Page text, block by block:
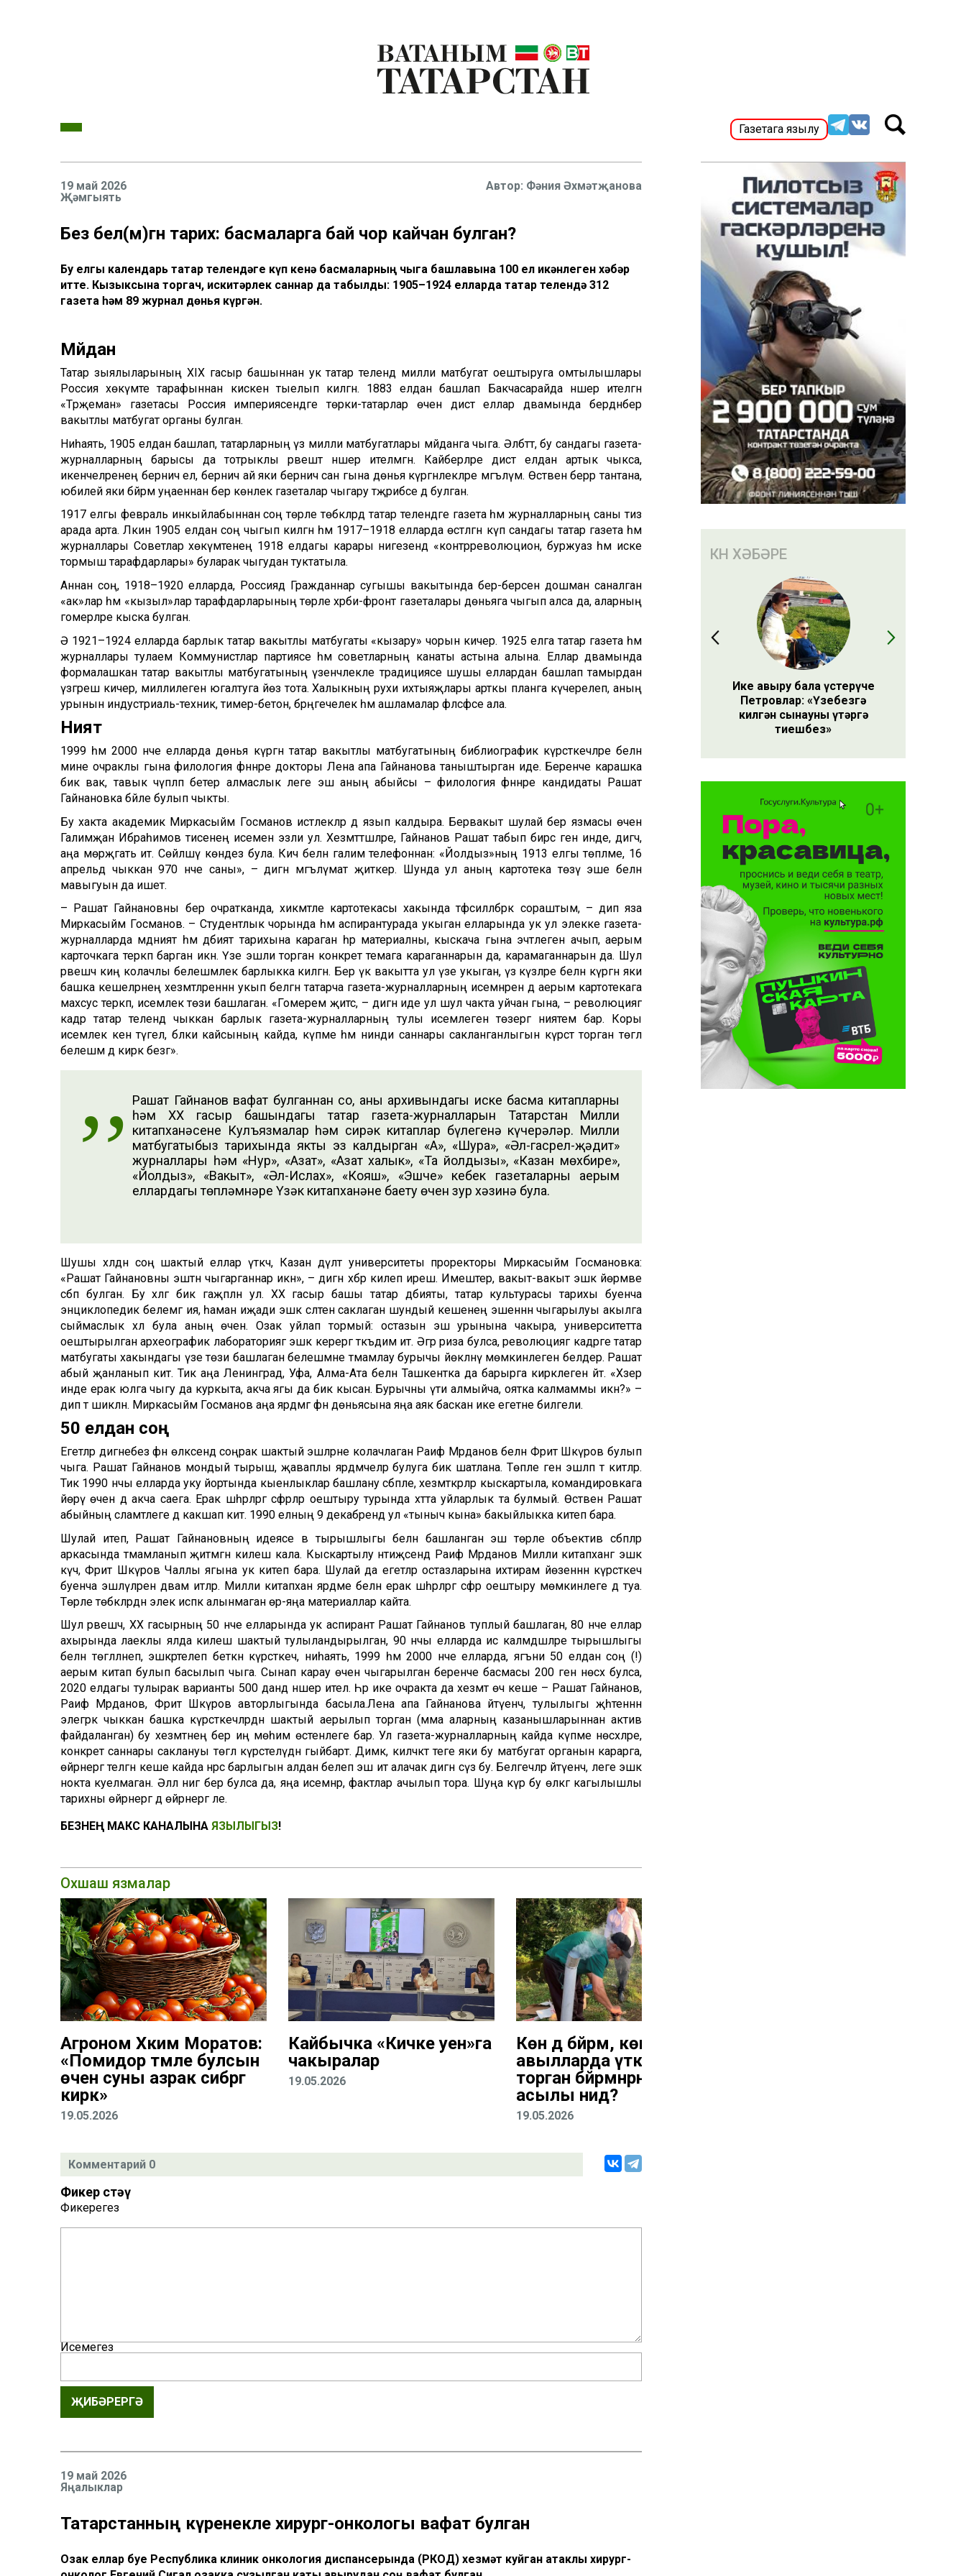
Газетага язылу
19 май 2026
Җәмгыять
Фәния Әхмәтҗанова
Без бел(мә)гән тарих: басмаларга бай чор кайчан булган?
Бу елгы календарь татар телендәге күп кенә басмаларның чыга башлавына 100 ел икәнлеген хәбәр
итте. Кызыксына торгач, искитәрлек саннар да табылды: 1905–1924 елларда татар телендә 312
газета һәм 89 журнал дөнья күргән.
Мәйдан
Татар зыялыларының XIX гасыр башыннан ук татар телендә милли матбугат оештыруга омтылышлары
Россия хөкүмәте тарафыннан кискен тыелып килгән. 1883 елдан башлап Бакчасарайда нәшер ителгән
«Тәрҗеман» газетасы Россия империясендәге төрки-татарлар өчен дистә еллар дәвамында бердәнбер
вакытлы матбугат органы булган.
Ниһаять, 1905 елдан башлап, татарларның үз милли матбугатлары мәйданга чыга. Әлбәттә, бу сандагы газета-
журналларның барысы да тотрыклы рәвештә нәшер ителмәгән. Кайберләре дистә елдан артык чыкса,
икенчеләренең берничә ел, берничә ай яки берничә сан гына дөнья күргәнлекләре мәгълүм. Өстәвенә берәр тантана,
юбилей яки бәйрәм уңаеннан бер көнлек газеталар чыгару тәҗрибәсе дә булган.
1917 елгы февраль инкыйлабыннан соң төрле төбәкләрдә татар телендәге газета һәм журналларның саны тиз
арада арта. Ләкин 1905 елдан соң чыгып килгән һәм 1917–1918 елларда өстәлгән күп сандагы татар газета һәм
журналлары Советлар хөкүмәтенең 1918 елдагы карары нигезендә «контрреволюцион, буржуаз һәм иске
тормыш тарафдарлары» буларак чыгудан туктатыла.
Аннан соң, 1918–1920 елларда, Россиядә Гражданнар сугышы вакытында бер-берсенә дошман саналган
«ак»лар һәм «кызыл»лар тарафдарларының төрле хәрби-фронт газеталары дөньяга чыгып алса да, аларның
гомерләре кыска булган.
Ә 1921–1924 елларда барлык татар вакытлы матбугаты «кызару» чорын кичерә. 1925 елга татар газета һәм
журналлары тулаем Коммунистлар партиясе һәм советларның канаты астына алына. Еллар дәвамында
формалашкан татар вакытлы матбугатының үзенчәлекле традициясе шушы еллардан башлап тамырдан
үзгәреш кичерә, миллилеген югалтуга йөз тота. Халыкның рухи ихтыяҗлары арткы планга күчерелеп, аның
урынын индустриаль-техник, тимер-бетон, бәрәңгечелек һәм ашламалар фәлсәфәсе ала.
Ният
1999 һәм 2000 нче елларда дөнья күргән татар вакытлы матбугатының библиографик күрсәткечләре белән
мине очраклы гына филология фәннәре докторы Лена апа Гайнанова таныштырган иде. Беренче карашка
бик вак, тавык чүпләп бетерә алмаслык әлеге эш аның абыйсы – филология фәннәре кандидаты Рашат
Гайнановка бәйле булып чыкты.
Бу хакта академик Миркасыйм Госманов истәлекләр дә язып калдыра. Бервакыт шулай бер язмасы өчен
Галимҗан Ибраһимов әтисенең исемен эзли ул. Хезмәттәшләре, Гайнанов Рашат табып бирсә генә инде, дигәч,
аңа мөрәҗәгать итә. Сөйләшү көндез була. Кич белән галим телефоннан: «Йолдыз»ның 1913 елгы төпләме, 16
апрельдә чыккан 970 нче саны», – дигән мәгълүмат җиткерә. Шунда ул аның картотека төзү эше белән
мавыгуын да ишетә.
– Рашат Гайнановны бер очратканда, хикмәтле картотекасы хакында тәфсилләбрәк сораштым, – дип яза
Миркасыйм Госманов. – Студентлык чорында һәм аспирантурада укыган елларында ук ул элекке газета-
журналларда мәдәният һәм әдәбият тарихына караган һәр материалны, кыскача гына эчтәлеген ачып, аерым
карточкага теркәп барган икән. Үзе эшли торган конкрет темага караганнарын да, карамаганнарын да. Шул
рәвешчә киң колачлы белешмәлек барлыкка килгән. Бер үк вакытта ул үзе укыган, үз күзләре белән күргән яки
башка кешеләрнең хезмәтләреннән укып белгән татарча газета-журналларның исемнәрен дә аерым картотекага
махсус теркәп, исемлек төзи башлаган. «Гомерем җитсә, – дигән иде ул шул чакта уйчан гына, – революциягә
кадәр татар телендә чыккан барлык газета-журналларның тулы исемлеген төзергә ниятем бар. Коры
исемлек кенә түгел, бәлки кайсының кайда, күпме һәм нинди саннары сакланганлыгын күрсәтә торган төгәл
белешмә дә кирәк безгә».
Рашат Гайнанов вафат булганнан соң, аның архивындагы иске басма китапларны
һәм XX гасыр башындагы татар газета-журналларын Татарстан Милли
китапханәсенең Кулъязмалар һәм сирәк китаплар бүлегенә күчерәләр. Милли
матбугатыбыз тарихында якты эз калдырган «Аң», «Шура», «Әл-гасрел-җәдит»
журналлары һәм «Нур», «Азат», «Азат халык», «Таң йолдызы», «Казан мөхбире»,
«Йолдыз», «Вакыт», «Әл-Ислах», «Кояш», «Эшче» кебек газеталарның аерым
еллардагы төпләмнәре Үзәк китапханәне баету өчен зур хәзинә була.
Шушы хәлдән соң шактый еллар үткәч, Казан дәүләт университеты проректоры Миркасыйм Госмановка:
«Рашат Гайнановны эштән чыгарганнар икән», – дигән хәбәр килеп ирешә. Имештер, вакыт-вакыт эшкә йөрмәве
сәбәп булган. Бу хәлгә бик гаҗәпләнә ул. XX гасыр башы татар әдәбияты, татар культурасы тарихы буенча
энциклопедик белемгә ия, һаман иҗади эшкә сәләтен саклаган шундый кешенең эшеннән чыгарылуы акылга
сыймаслык хәл була аның өчен. Озак уйлап тормый: остазын эш урынына чакыра, университетта
оештырылган археографик лабораториягә эшкә керергә тәкъдим итә. Әгәр риза булса, революциягә кадәрге татар
матбугаты хакындагы үзе төзи башлаган белешмәне тәмамлау бурычы йөкләнү мөмкинлеген белдерә. Рашат
абый җанланып китә. Тик аңа Ленинград, Уфа, Алма-Ата белән Ташкентка да барырга кирәклеген әйтә. «Хәзер
инде ерак юлга чыгу да куркыта, акча ягы да бик кысан. Бурычны үти алмыйча, оятка калмаммы икән?» –
дип тә шикләнә. Миркасыйм Госманов аңа ярдәмгә фән дөньясына яңа аяк баскан ике егетне билгели.
50 елдан соң
Егетләр дигәнебез фән өлкәсендә соңрак шактый эшләрне колачлаган Раиф Мәрданов белән Фәрит Шәкүров булып
чыга. Рашат Гайнанов мондый тырыш, җаваплы ярдәмчеләр булуга бик шатлана. Төпле генә эшләп тә китәләр.
Тик 1990 нчы елларда уку йортында кыенлыклар башлану сәбәпле, хезмәткәрләр кыскартыла, командировкага
йөрү өчен дә акча саега. Ерак шәһәрләргә сәфәрләр оештыру турында хәтта уйларлык та булмый. Өстәвенә Рашат
абыйның сәламәтлеге дә какшап китә. 1990 елның 9 декабрендә ул «тыныч кына» бакыйлыкка китеп бара.
Шулай итеп, Рашат Гайнановның идеясе вә тырышлыгы белән башланган эш төрле объектив сәбәпләр
аркасында тәмамланып җитмәгән килеш кала. Кыскартылу нәтиҗәсендә Раиф Мәрданов Милли китапханәгә эшкә
күчә, Фәрит Шәкүров Чаллы ягына ук китеп бара. Шулай да егетләр остазларына ихтирам йөзеннән күрсәткеч
буенча эшләүләрен дәвам итәләр. Милли китапханә ярдәме белән ерак шәһәрләргә сәфәр оештыру мөмкинлеге дә туа.
Төрле төбәкләрдән элек исәпкә алынмаган өр-яңа материаллар кайта.
Шул рәвешчә, XX гасырның 50 нче елларында ук аспирант Рашат Гайнанов туплый башлаган, 80 нче еллар
ахырында лаеклы ялда килеш шактый тулыландырылган, 90 нчы елларда исә каләмдәшләре тырышлыгы
белән төгәлләнеп, эшкәртелеп беткән күрсәткеч, ниһаять, 1999 һәм 2000 нче елларда, ягъни 50 елдан соң (!)
аерым китап булып басылып чыга. Сынап карау өчен чыгарылган беренче басмасы 200 генә нөсхә булса,
2020 елдагы тулырак варианты 500 данәдә нәшер ителә. Һәр ике очракта да хезмәт өч кеше – Рашат Гайнанов,
Раиф Мәрданов, Фәрит Шәкүров авторлыгында басыла.Лена апа Гайнанова әйтүенчә, тулылыгы җәһәтеннән
элегрәк чыккан башка күрсәткечләрдән шактый аерылып торган (әмма аларның казанышларыннан актив
файдаланган) бу хезмәтнең бер иң мөһим өстенлеге бар. Ул газета-журналларның кайда күпме нөсхәләре,
конкрет саннары саклануы төгәл күрсәтелүдән гыйбарәт. Димәк, киләчәктә теге яки бу матбугат органын карарга,
өйрәнергә теләгән кеше кайда нәрсә барлыгын алдан белеп эш итә алачак дигән сүз бу. Белгечләр әйтүенчә, әлеге эшкә
нокта куелмаган. Әллә нигә бер булса да, яңа исемнәр, фактлар ачылып тора. Шуңа күрә бу өлкәгә кагылышлы
тарихны өйрәнергә дә өйрәнергә әле.
БЕЗНЕҢ МАКС КАНАЛЫНА ЯЗЫЛЫГЫЗ!
Охшаш язмалар
Агроном Хәким Моратов:
«Помидор тәмле булсын
өчен суны азрак сибәргә
кирәк»
19.05.2026
Кайбычка «Кичке уен»га
чакыралар
19.05.2026
Көн дә бәйрәм, көн дә туй:
авылларда үткәрелә
торган бәйрәмнәрнең
асылы нидә?
19.05.2026
Комментарий 0
Фикер өстәү
Фикерегез
Исемегез
ҖИБӘРЕРГӘ
19 май 2026
Яңалыклар
Татарстанның күренекле хирург-онкологы вафат булган
Озак еллар буе Республика клиник онкология диспансерында (РКОД) хезмәт куйган атаклы хирург-
КӨН ХӘБӘРЕ
Ике авыру бала үстерүче
Петровлар: «Үзебезгә
килгән сынауны үтәргә
тиешбез»